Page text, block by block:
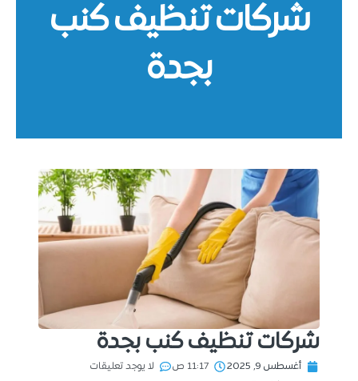
شركات تنظيف كنب
بجدة
شركات تنظيف كنب بجدة
أغسطس 9, 2025 11:17 ص
لا يوجد تعليقات